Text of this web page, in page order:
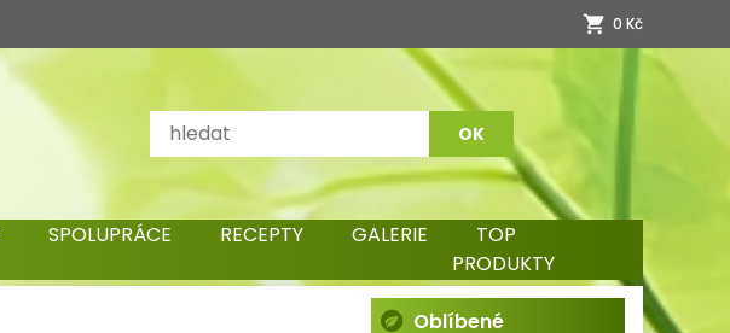
0 Kč
SPOLUPRÁCE RECEPTY GALERIE
TOP
PRODUKTY
Oblíbené